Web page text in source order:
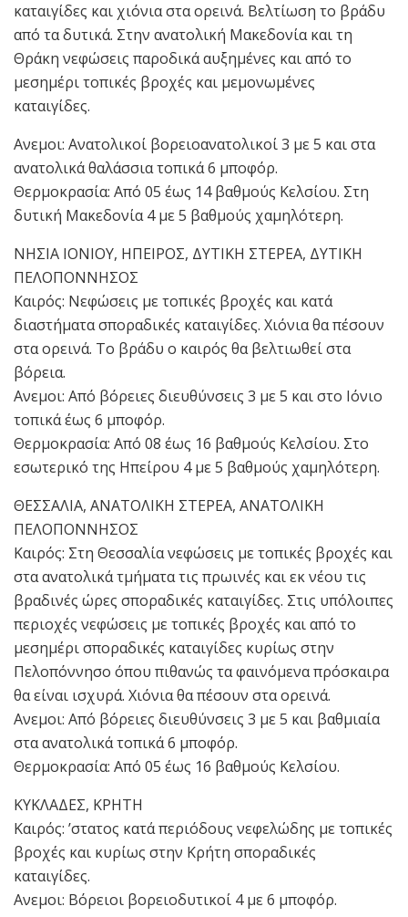
καταιγίδες και χιόνια στα ορεινά. Βελτίωση το βράδυ
από τα δυτικά. Στην ανατολική Μακεδονία και τη
Θράκη νεφώσεις παροδικά αυξημένες και από το
μεσημέρι τοπικές βροχές και μεμονωμένες
καταιγίδες.
Ανεμοι: Ανατολικοί βορειοανατολικοί 3 με 5 και στα
ανατολικά θαλάσσια τοπικά 6 μποφόρ.
Θερμοκρασία: Από 05 έως 14 βαθμούς Κελσίου. Στη
δυτική Μακεδονία 4 με 5 βαθμούς χαμηλότερη.
ΝΗΣΙΑ ΙΟΝΙΟΥ, ΗΠΕΙΡΟΣ, ΔΥΤΙΚΗ ΣΤΕΡΕΑ, ΔΥΤΙΚΗ
ΠΕΛΟΠΟΝΝΗΣΟΣ
Καιρός: Νεφώσεις με τοπικές βροχές και κατά
διαστήματα σποραδικές καταιγίδες. Χιόνια θα πέσουν
στα ορεινά. Το βράδυ ο καιρός θα βελτιωθεί στα
βόρεια.
Ανεμοι: Από βόρειες διευθύνσεις 3 με 5 και στο Ιόνιο
τοπικά έως 6 μποφόρ.
Θερμοκρασία: Από 08 έως 16 βαθμούς Κελσίου. Στο
εσωτερικό της Ηπείρου 4 με 5 βαθμούς χαμηλότερη.
ΘΕΣΣΑΛΙΑ, ΑΝΑΤΟΛΙΚΗ ΣΤΕΡΕΑ, ΑΝΑΤΟΛΙΚΗ
ΠΕΛΟΠΟΝΝΗΣΟΣ
Καιρός: Στη Θεσσαλία νεφώσεις με τοπικές βροχές και
στα ανατολικά τμήματα τις πρωινές και εκ νέου τις
βραδινές ώρες σποραδικές καταιγίδες. Στις υπόλοιπες
περιοχές νεφώσεις με τοπικές βροχές και από το
μεσημέρι σποραδικές καταιγίδες κυρίως στην
Πελοπόννησο όπου πιθανώς τα φαινόμενα πρόσκαιρα
θα είναι ισχυρά. Χιόνια θα πέσουν στα ορεινά.
Ανεμοι: Από βόρειες διευθύνσεις 3 με 5 και βαθμιαία
στα ανατολικά τοπικά 6 μποφόρ.
Θερμοκρασία: Από 05 έως 16 βαθμούς Κελσίου.
ΚΥΚΛΑΔΕΣ, ΚΡΗΤΗ
Καιρός: ’στατος κατά περιόδους νεφελώδης με τοπικές
βροχές και κυρίως στην Κρήτη σποραδικές
καταιγίδες.
Ανεμοι: Βόρειοι βορειοδυτικοί 4 με 6 μποφόρ.